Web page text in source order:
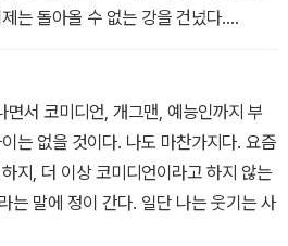
는 돌아올 수 없는 강을 건넜다.
’ 중에서
면서 코미디언, 개그맨, 예능인까지 부
는 없을 것이다. 나도 마찬가지다. 요즘
지, 더 이상 코미디언이라고 하지 않는
는 말에 정이 간다. 일단 나는 웃기는 사